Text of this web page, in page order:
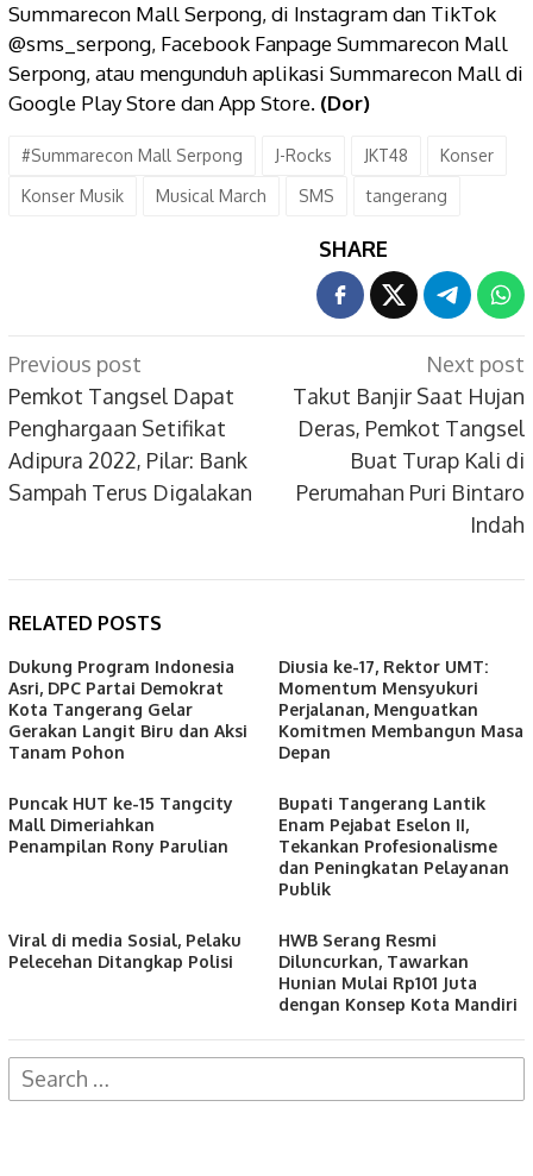
Summarecon Mall Serpong, di Instagram dan TikTok
@sms_serpong, Facebook Fanpage Summarecon Mall
Serpong, atau mengunduh aplikasi Summarecon Mall di
Google Play Store dan App Store. (Dor)
#Summarecon Mall Serpong J-Rocks JKT48
Konser
Konser Musik
Musical March SMS tangerang
SHARE
Post
navigation
Previous post
Pemkot Tangsel Dapat
Penghargaan Setifikat
Adipura 2022, Pilar: Bank
Sampah Terus Digalakan
Next post
Takut Banjir Saat Hujan
Deras, Pemkot Tangsel
Buat Turap Kali di
Perumahan Puri Bintaro
Indah
RELATED POSTS
Dukung Program Indonesia
Asri, DPC Partai Demokrat
Kota Tangerang Gelar
Gerakan Langit Biru dan Aksi
Tanam Pohon
Diusia ke-17, Rektor UMT:
Momentum Mensyukuri
Perjalanan, Menguatkan
Komitmen Membangun Masa
Depan
Puncak HUT ke-15 Tangcity
Mall Dimeriahkan
Penampilan Rony Parulian
Bupati Tangerang Lantik
Enam Pejabat Eselon II,
Tekankan Profesionalisme
dan Peningkatan Pelayanan
Publik
Viral di media Sosial, Pelaku
Pelecehan Ditangkap Polisi
HWB Serang Resmi
Diluncurkan, Tawarkan
Hunian Mulai Rp101 Juta
dengan Konsep Kota Mandiri
Search
for: